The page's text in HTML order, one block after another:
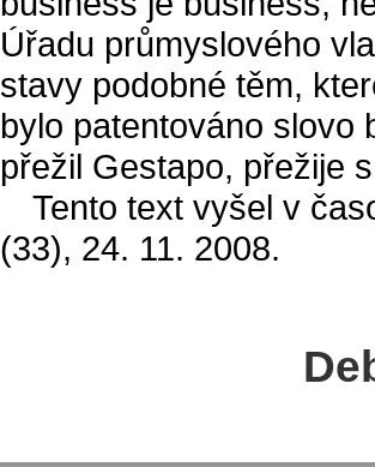
Úřadu průmyslového
stavy podobné těm,
bylo patentováno slovo
přežil Gestapo, přežije
Tento text vyšel v
(33), 24. 11. 2008.